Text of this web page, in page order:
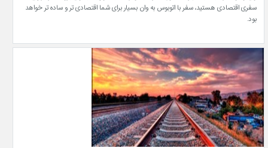
سفری اقتصادی هستید، سفر با اتوبوس به وان بسیار برای شما اقتصادی تر و ساده تر خواهد
بود.